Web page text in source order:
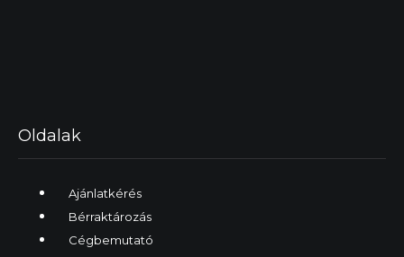
Oldalak
Ajánlatkérés
Bérraktározás
Cégbemutató